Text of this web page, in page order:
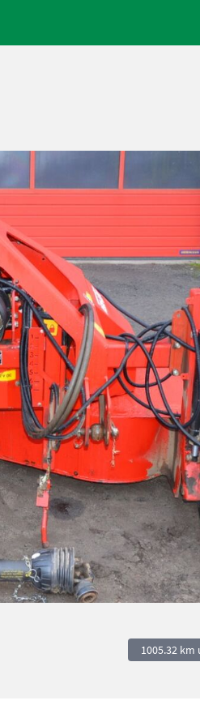
1005.32